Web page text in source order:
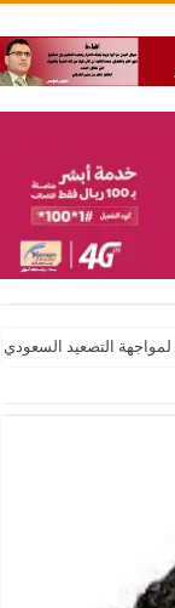
لمواجهة التصعيد السعودي